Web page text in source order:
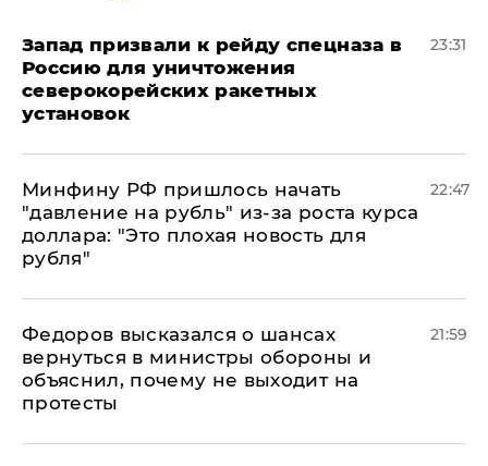
Запад призвали к рейду спецназа в
Россию для уничтожения
северокорейских ракетных
установок
23:31
Минфину РФ пришлось начать
"давление на рубль" из-за роста курса
доллара: "Это плохая новость для
рубля"
22:47
Федоров высказался о шансах
вернуться в министры обороны и
объяснил, почему не выходит на
протесты
21:59